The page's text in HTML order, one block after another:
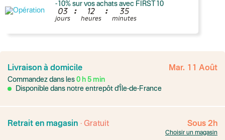
-10% sur vos achats avec FIRST10
03
jours
: 12
heures
: 35
minutes
Colissimo suivi
Point relais rapide
Transport Express
Lettre prioritaire
Livraison TNT (expédition par Salty design )
Point relais Express (commerçant ou bureau de poste) : Point
Livraison à domicile Mar. 11 Août
Commandez dans les 0 h 5 min
Disponible dans notre entrepôt d'Île-de-France
Retrait en magasin · Gratuit Sous 2h
Choisir un magasin